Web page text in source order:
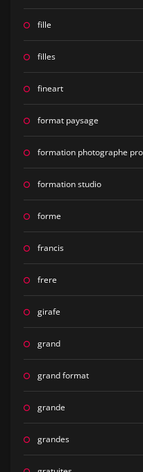
fille
filles
fineart
format paysage
formation photographe
formation studio
forme
francis
frere
girafe
grand
grand format
grande
grandes